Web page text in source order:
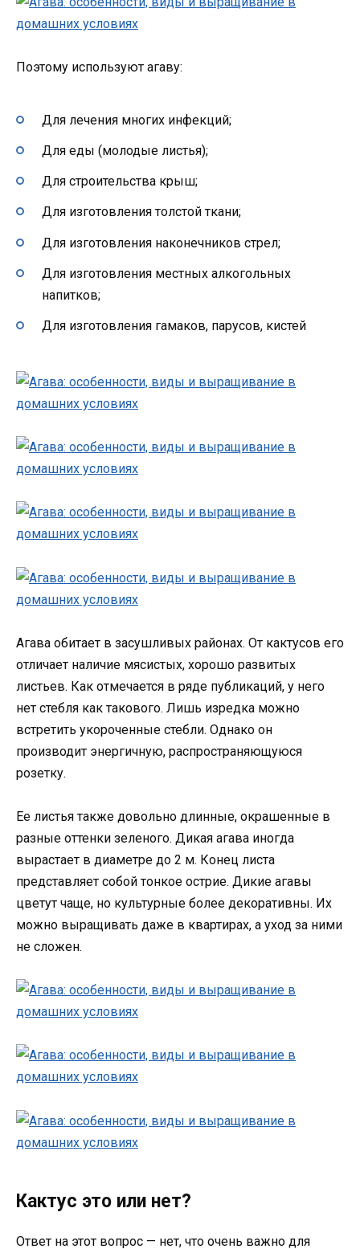
Поэтому используют агаву:
Для лечения многих инфекций;
Для еды (молодые листья);
Для строительства крыш;
Для изготовления толстой ткани;
Для изготовления наконечников стрел;
Для изготовления местных алкогольных
напитков;
Для изготовления гамаков, парусов, кистей
Агава обитает в засушливых районах. От кактусов его
отличает наличие мясистых, хорошо развитых
листьев. Как отмечается в ряде публикаций, у него
нет стебля как такового. Лишь изредка можно
встретить укороченные стебли. Однако он
производит энергичную, распространяющуюся
розетку.
Ее листья также довольно длинные, окрашенные в
разные оттенки зеленого. Дикая агава иногда
вырастает в диаметре до 2 м. Конец листа
представляет собой тонкое острие. Дикие агавы
цветут чаще, но культурные более декоративны. Их
можно выращивать даже в квартирах, а уход за ними
не сложен.
Кактус это или нет?
Ответ на этот вопрос — нет, что очень важно для